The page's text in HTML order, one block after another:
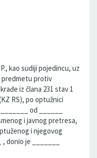
kao sudiji pojedincu, uz
predmetu protiv
iz člana 231 stav 1
RS), po optužnici
od ______
i javnog pretresa,
i njegovog
donio je _______